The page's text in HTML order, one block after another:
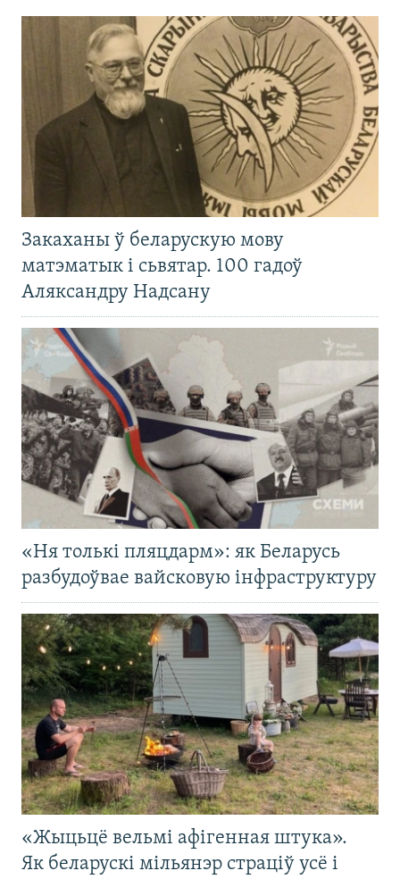
Закаханы ў беларускую мову
матэматык і сьвятар. 100 гадоў
Аляксандру Надсану
«Ня толькі пляцдарм»: як Беларусь
разбудоўвае вайсковую інфраструктуру
«Жыцьцё вельмі афігенная штука».
Як беларускі мільянэр страціў усё і